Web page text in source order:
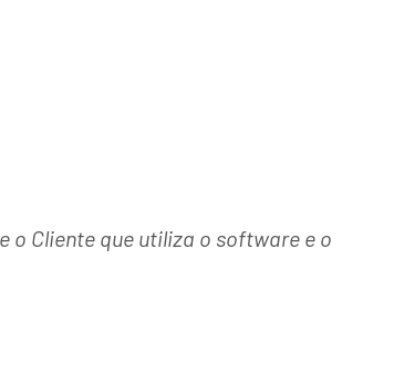
o Cliente que utiliza o software e o